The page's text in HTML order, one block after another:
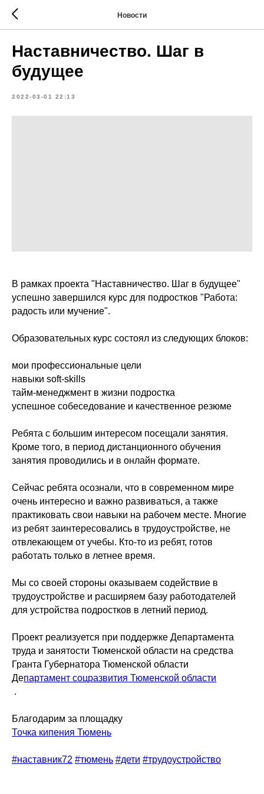
Новости
Наставничество. Шаг в
будущее
2022-03-01 22:13
В рамках проекта "Наставничество. Шаг в будущее"
успешно завершился курс для подростков "Работа:
радость или мучение".
Образовательных курс состоял из следующих блоков:
мои профессиональные цели
навыки soft-skills
тайм-менеджмент в жизни подростка
успешное собеседование и качественное резюме
Ребята с большим интересом посещали занятия.
Кроме того, в период дистанционного обучения
занятия проводились и в онлайн формате.
Сейчас ребята осознали, что в современном мире
очень интересно и важно развиваться, а также
практиковать свои навыки на рабочем месте. Многие
из ребят заинтересовались в трудоустройстве, не
отвлекающем от учебы. Кто-то из ребят, готов
работать только в летнее время.
Мы со своей стороны оказываем содействие в
трудоустройстве и расширяем базу работодателей
для устройства подростков в летний период.
Проект реализуется при поддержке Департамента
труда и занятости Тюменской области на средства
Гранта Губернатора Тюменской области
Департамент соцразвития Тюменской области
.
Благодарим за площадку
Точка кипения Тюмень
#наставник72 #тюмень #дети #трудоустройство